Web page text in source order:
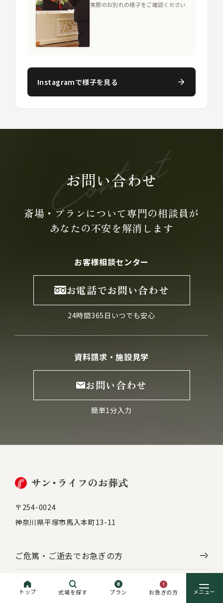
トップ 式場を探す プラン お急ぎの方
実際のお別れの様子をご確認ください
Instagramで様子を見る
お問い合わせ
斎場・プランについて専門の相談員が
あなたの不安を解消します
お客様相談センター
お電話でお問い合わせ
24時間365日いつでも安心
資料請求・施設見学
お問い合わせ
簡単1分入力
〒254-0024
神奈川県平塚市馬入本町13-11
ご危篤・ご逝去でお急ぎの方
初めての方へ